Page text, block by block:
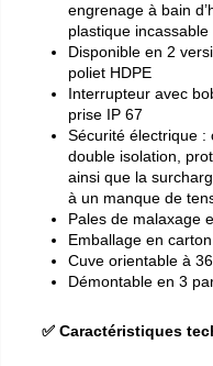
engrenage à bain
plastique incassable
Disponible en 2
poliet HDPE
Interrupteur avec
prise IP 67
Sécurité électrique :
double isolation,
ainsi que la
à un manque de
Pales de malaxage
Emballage en carton
Cuve orientable à
Démontable en 3
✅ Caractéristiques